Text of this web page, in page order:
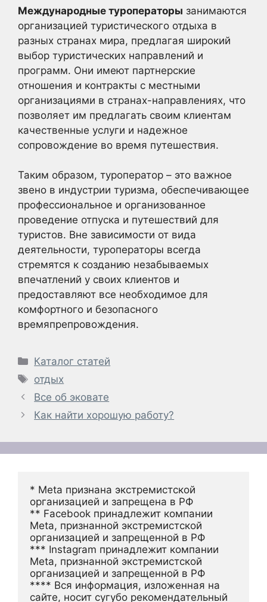
Международные туроператоры занимаются
организацией туристического отдыха в
разных странах мира, предлагая широкий
выбор туристических направлений и
программ. Они имеют партнерские
отношения и контракты с местными
организациями в странах-направлениях, что
позволяет им предлагать своим клиентам
качественные услуги и надежное
сопровождение во время путешествия.
Таким образом, туроператор – это важное
звено в индустрии туризма, обеспечивающее
профессиональное и организованное
проведение отпуска и путешествий для
туристов. Вне зависимости от вида
деятельности, туроператоры всегда
стремятся к созданию незабываемых
впечатлений у своих клиентов и
предоставляют все необходимое для
комфортного и безопасного
времяпрепровождения.
Рубрики
Каталог статей
Метки
отдых
Все об эковате
Как найти хорошую работу?
* Meta признана экстремистской
организацией и запрещена в РФ
** Facebook принадлежит компании
Meta, признанной экстремистской
организацией и запрещенной в РФ
*** Instagram принадлежит компании
Meta, признанной экстремистской
организацией и запрещенной в РФ
**** Вся информация, изложенная на
сайте, носит сугубо рекомендательный